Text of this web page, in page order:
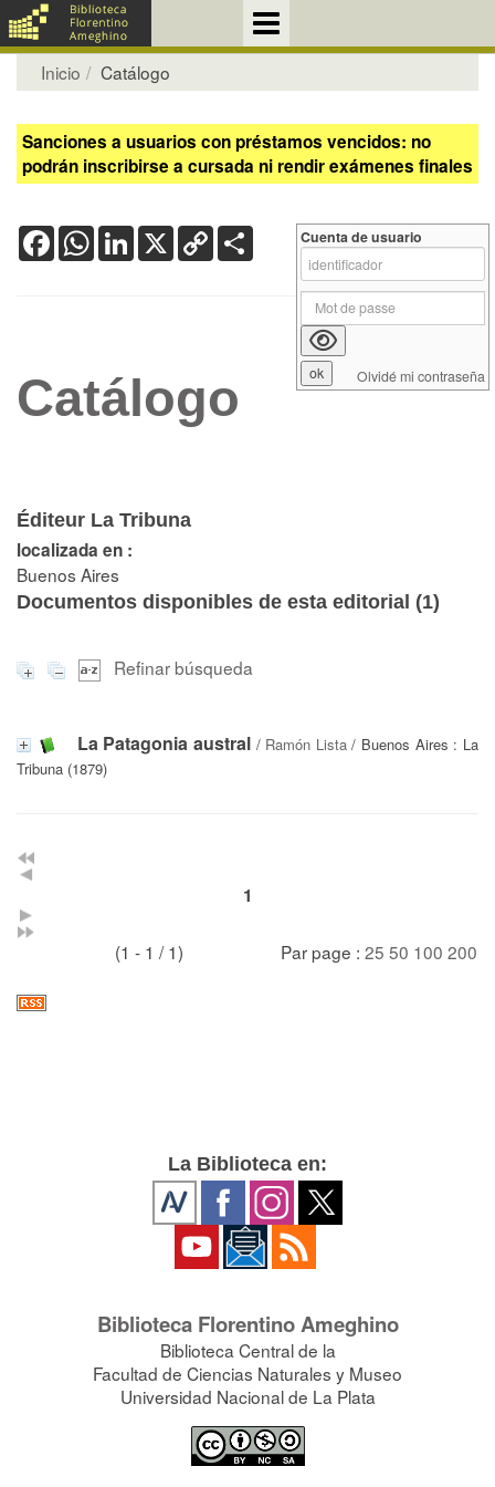
Inicio Catálogo
Sanciones a usuarios con préstamos vencidos: no
podrán inscribirse a cursada ni rendir exámenes finales
FacebookWhatsApp
LinkedIn
X Copy
Link
Catálogo
Éditeur La Tribuna
localizada en :
Buenos Aires
Documentos disponibles de esta editorial (1)
Refinar búsqueda
La Patagonia austral/ Ramón Lista/ Buenos Aires : La
Tribuna (1879)
1
(1 - 1 / 1) Par page : 25 50 100 200
Cuenta de usuario
Olvidé mi contraseña
La Biblioteca en:
Biblioteca Florentino Ameghino
Biblioteca Central de la
Facultad de Ciencias Naturales y Museo
Universidad Nacional de La Plata